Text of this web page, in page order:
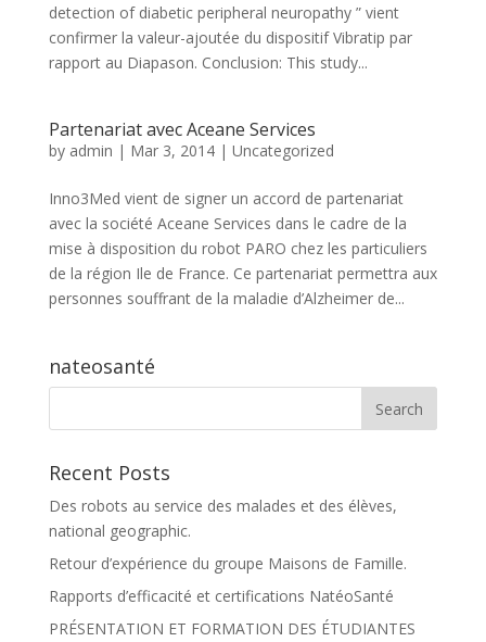
detection of diabetic peripheral neuropathy ” vient
confirmer la valeur-ajoutée du dispositif Vibratip par
rapport au Diapason. Conclusion: This study...
Partenariat avec Aceane Services
by admin | Mar 3, 2014| Uncategorized
Inno3Med vient de signer un accord de partenariat
avec la société Aceane Services dans le cadre de la
mise à disposition du robot PARO chez les particuliers
de la région Ile de France. Ce partenariat permettra aux
personnes souffrant de la maladie d’Alzheimer de...
nateosanté
Recent Posts
Des robots au service des malades et des élèves,
national geographic.
Retour d’expérience du groupe Maisons de Famille.
Rapports d’efficacité et certifications NatéoSanté
PRÉSENTATION ET FORMATION DES ÉTUDIANTES